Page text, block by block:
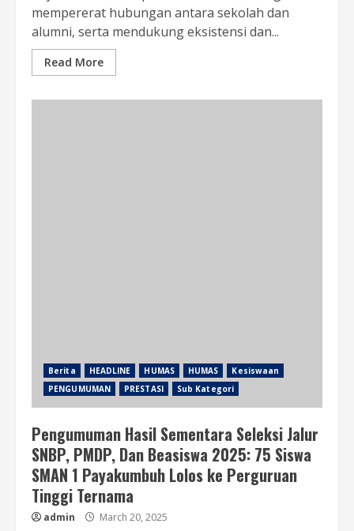
mempererat hubungan antara sekolah dan
alumni, serta mendukung eksistensi dan...
Read More
Berita HEADLINE HUMAS HUMAS
Kesiswaan
PENGUMUMAN
PRESTASI Sub Kategori
Pengumuman Hasil Sementara Seleksi Jalur
SNBP, PMDP, Dan Beasiswa 2025: 75 Siswa
SMAN 1 Payakumbuh Lolos ke Perguruan
Tinggi Ternama
admin March 20, 2025